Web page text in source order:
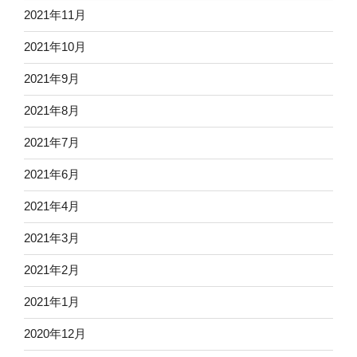
2021年11月
2021年10月
2021年9月
2021年8月
2021年7月
2021年6月
2021年4月
2021年3月
2021年2月
2021年1月
2020年12月